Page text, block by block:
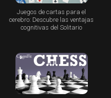
Juegos de cartas para el
cerebro: Descubre las ventajas
cognitivas del Solitario